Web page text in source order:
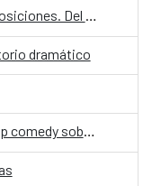
Taller: Producción y montaje de exposiciones. Del concepto a la realidad
dramático
andANDYng. Un show de stAND(y)-up comedy sobre vivir, morir y llegar a los treinta.